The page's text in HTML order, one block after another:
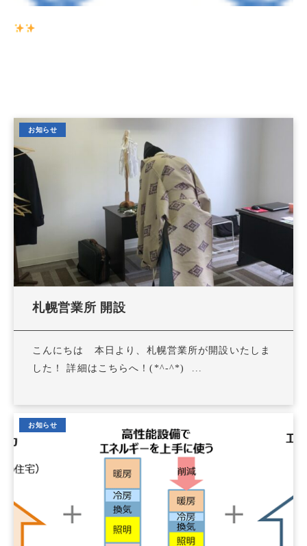
お知らせ
札幌営業所 開設
こんにちは 本日より、札幌営業所が開設いたしま
した！ 詳細はこちらへ！(*^-^*) ...
お知らせ